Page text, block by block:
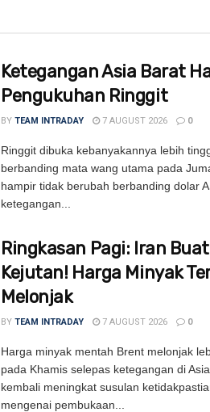
Ketegangan Asia Barat
Pengukuhan Ringgit
BY TEAM INTRADAY 7 AUGUST 2026 0
Ringgit dibuka kebanyakannya lebih
berbanding mata wang utama pada
hampir tidak berubah berbanding dolar
ketegangan...
Ringkasan Pagi: Iran Buat
Kejutan! Harga Minyak
Melonjak
BY TEAM INTRADAY 7 AUGUST 2026 0
Harga minyak mentah Brent melonjak
pada Khamis selepas ketegangan di
kembali meningkat susulan
mengenai pembukaan...